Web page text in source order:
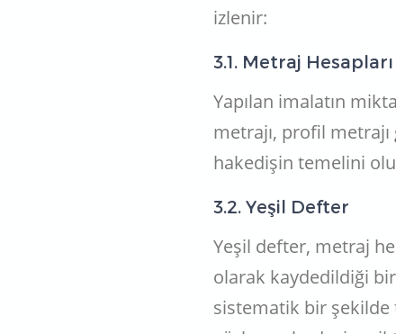
izlenir:
3.1. Metraj Hesapları
Yapılan imalatın
metrajı, profil
hakedişin temelini
3.2. Yeşil Defter
Yeşil defter, metraj
olarak kaydedildiği
sistematik bir